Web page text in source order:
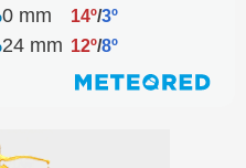
0 mm 14º/3º
24 mm 12º/8º